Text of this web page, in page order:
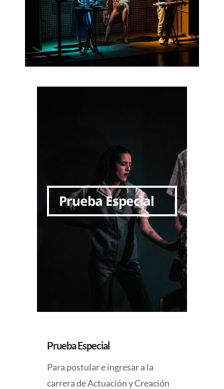
Prueba Especial
Prueba Especial
Para postular e ingresar a la
carrera de Actuación y Creación